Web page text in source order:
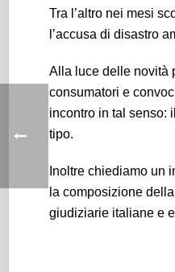
Tra l’altro nei mesi
l’accusa di disastro
Alla luce delle novità
consumatori e
incontro in tal senso:
tipo.
Inoltre chiediamo un
la composizione
giudiziarie italiane e